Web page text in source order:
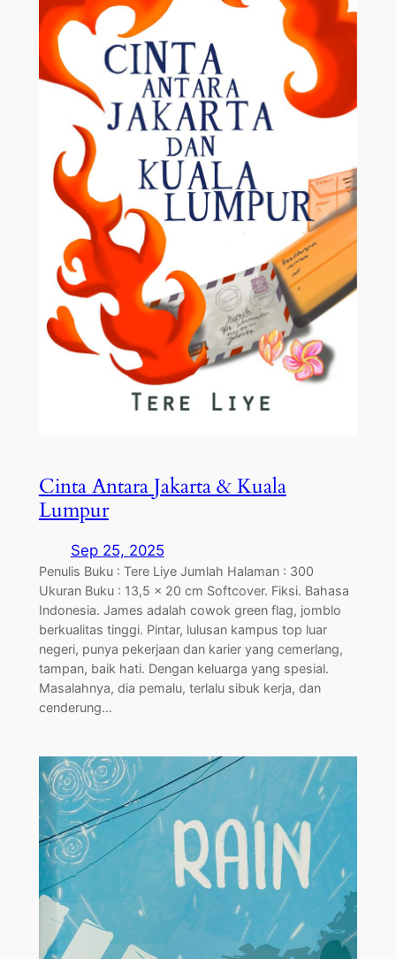
Cinta Antara Jakarta & Kuala
Lumpur
Sep 25, 2025
Penulis Buku : Tere Liye Jumlah Halaman : 300
Ukuran Buku : 13,5 x 20 cm Softcover. Fiksi. Bahasa
Indonesia. James adalah cowok green flag, jomblo
berkualitas tinggi. Pintar, lulusan kampus top luar
negeri, punya pekerjaan dan karier yang cemerlang,
tampan, baik hati. Dengan keluarga yang spesial.
Masalahnya, dia pemalu, terlalu sibuk kerja, dan
cenderung…